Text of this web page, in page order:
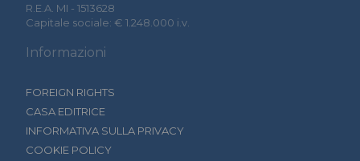
R.E.A. MI - 1513628
Capitale sociale: € 1.248.000 i.v.
Informazioni
FOREIGN RIGHTS
CASA EDITRICE
INFORMATIVA SULLA PRIVACY
COOKIE POLICY